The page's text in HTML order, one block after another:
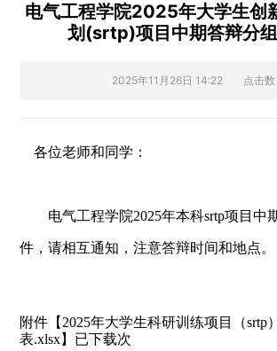
电气工程学院2025年大学生创
划(srtp)项目中期答辩分
2025年11月26日 14:22 点击数
各位老师和同学：
电气工程学院2025年本科srtp项目中
件，请相互通知，注意答辩时间和地点。
附件【2025年大学生科研训练项目（srtp
表.xlsx】已下载次